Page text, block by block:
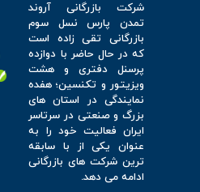
شرکت بازرگانی آروند
تمدن پارس نسل سوم
بازرگانی تقی زاده است
که در حال حاضر با دوازده
پرسنل دفتری و هشت
ویزیتور و تکنسین؛ هفده
نمایندگی در استان های
بزرگ و صنعتی در سرتاسر
ایران فعالیت خود را به
عنوان یکی از با سابقه
ترین شرکت های بازرگانی
ادامه می دهد.